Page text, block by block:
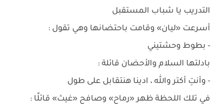
التدريب يا شباب المستقبل
أسرعت «ليان» وقامت باحتضانها وهي تقول :
- بطوط وحشتيني
بادلتها السلام والأحضان قائلة :
- وأنتِ أكتر والله ، ادينا هنتقابل على طول
في تلك اللحظة ظهر «رماح» وصافح «غيث» قائلًا :